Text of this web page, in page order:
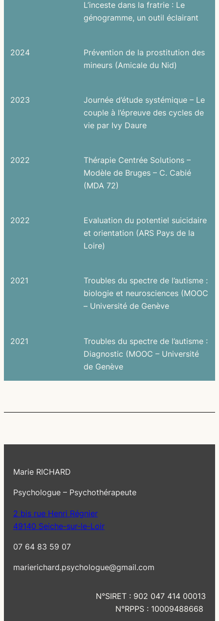
L’inceste dans la fratrie : Le
génogramme, un outil éclairant
2024
Prévention de la prostitution des
mineurs (Amicale du Nid)
2023
Journée d’étude systémique – Le
couple à l’épreuve des cycles de
vie par Ivy Daure
2022
Thérapie Centrée Solutions –
Modèle de Bruges – C. Cabié
(MDA 72)
2022
Evaluation du potentiel suicidaire
et orientation (ARS Pays de la
Loire)
2021
Troubles du spectre de l’autisme :
biologie et neurosciences (MOOC
– Université de Genève
2021
Troubles du spectre de l’autisme :
Diagnostic (MOOC – Université
de Genève
Marie RICHARD
Psychologue – Psychothérapeute
2 bis rue Henri Régnier
49140 Seiche-sur-le-Loir
07 64 83 59 07
marierichard.psychologue@gmail.com
N°SIRET : 902 047 414 00013
N°RPPS : 10009488668